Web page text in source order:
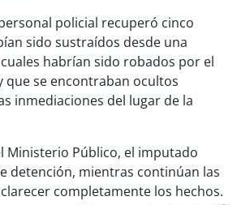
policial recuperó cinco
sido sustraídos desde una
habrían sido robados por el
que se encontraban ocultos
inmediaciones del lugar de la
Ministerio Público, el imputado
detención, mientras continúan las
completamente los hechos.